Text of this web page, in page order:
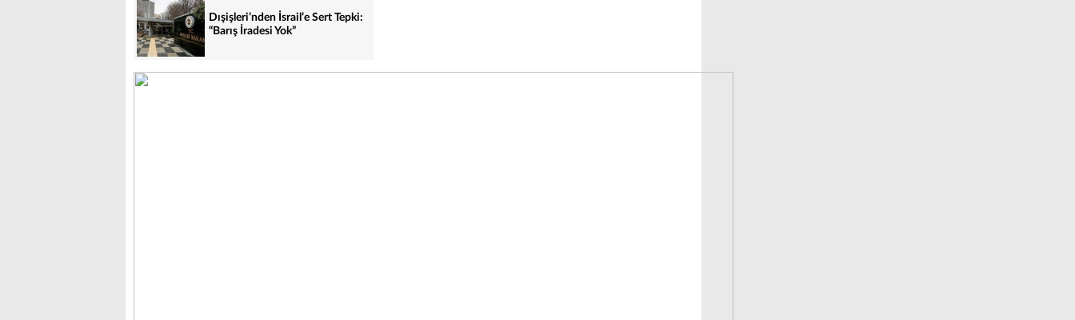
Dışişleri’nden İsrail’e Sert Tepki:
“Barış İradesi Yok”